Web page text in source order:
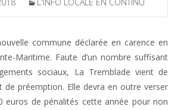
commune déclarée en carence en
Maritime. Faute d’un nombre suffisant
sociaux, La Tremblade vient de
de préemption. Elle devra en outre verser
euros de pénalités cette année pour non